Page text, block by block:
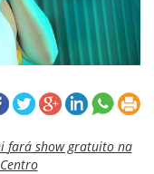
fará show gratuito na